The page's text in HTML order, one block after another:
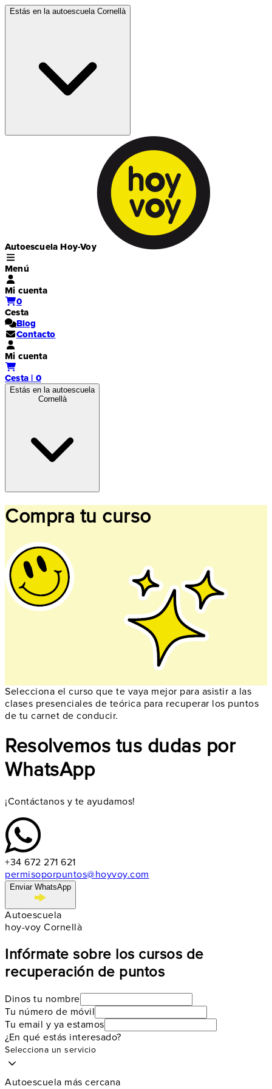
Estás en la autoescuela Cornellà
Autoescuela Hoy-Voy
Menú
Mi cuenta
0
Cesta
Blog
Contacto
Mi cuenta
Cesta | 0
Estás en la autoescuela
Cornellà
Compra tu curso
Selecciona el curso que te vaya mejor para asistir a las
clases presenciales de teórica para recuperar los puntos
de tu carnet de conducir.
Resolvemos tus dudas por
WhatsApp
¡Contáctanos y te ayudamos!
+34 672 271 621
permisoporpuntos@hoyvoy.com
Enviar WhatsApp
Autoescuela
hoy-voy Cornellà
Infórmate sobre los cursos de
recuperación de puntos
Dinos tu nombre
Tu número de móvil
Tu email y ya estamos
¿En qué estás interesado?
Selecciona un servicio
Autoescuela más cercana